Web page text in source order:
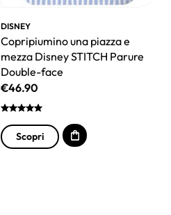
DISNEY
Copripiumino una piazza e
mezza Disney STITCH Parure
Double-face
€46.90
Scopri